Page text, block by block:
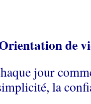
de
jour
la